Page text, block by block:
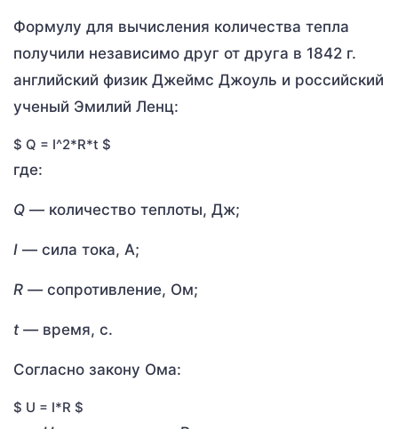
Формулу для вычисления количества тепла
получили независимо друг от друга в 1842 г.
английский физик Джеймс Джоуль и российский
ученый Эмилий Ленц:
$ Q = I^2*R*t $
где:
Q — количество теплоты, Дж;
I — сила тока, А;
R — сопротивление, Ом;
t — время, с.
Согласно закону Ома:
$ U = I*R $